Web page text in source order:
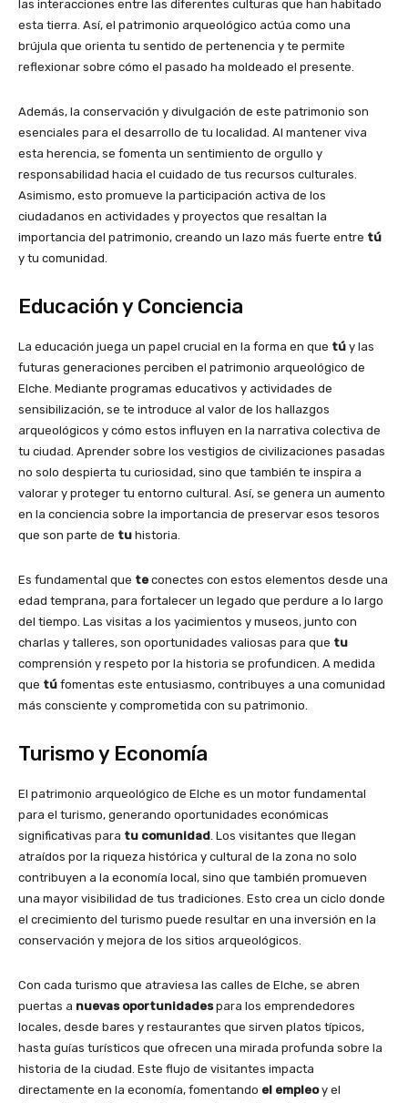
las interacciones entre las diferentes culturas que han habitado
esta tierra. Así, el patrimonio arqueológico actúa como una
brújula que orienta tu sentido de pertenencia y te permite
reflexionar sobre cómo el pasado ha moldeado el presente.
Además, la conservación y divulgación de este patrimonio son
esenciales para el desarrollo de tu localidad. Al mantener viva
esta herencia, se fomenta un sentimiento de orgullo y
responsabilidad hacia el cuidado de tus recursos culturales.
Asimismo, esto promueve la participación activa de los
ciudadanos en actividades y proyectos que resaltan la
importancia del patrimonio, creando un lazo más fuerte entre tú
y tu comunidad.
Educación y Conciencia
La educación juega un papel crucial en la forma en que tú y las
futuras generaciones perciben el patrimonio arqueológico de
Elche. Mediante programas educativos y actividades de
sensibilización, se te introduce al valor de los hallazgos
arqueológicos y cómo estos influyen en la narrativa colectiva de
tu ciudad. Aprender sobre los vestigios de civilizaciones pasadas
no solo despierta tu curiosidad, sino que también te inspira a
valorar y proteger tu entorno cultural. Así, se genera un aumento
en la conciencia sobre la importancia de preservar esos tesoros
que son parte de tu historia.
Es fundamental que te conectes con estos elementos desde una
edad temprana, para fortalecer un legado que perdure a lo largo
del tiempo. Las visitas a los yacimientos y museos, junto con
charlas y talleres, son oportunidades valiosas para que tu
comprensión y respeto por la historia se profundicen. A medida
que tú fomentas este entusiasmo, contribuyes a una comunidad
más consciente y comprometida con su patrimonio.
Turismo y Economía
El patrimonio arqueológico de Elche es un motor fundamental
para el turismo, generando oportunidades económicas
significativas para tu comunidad. Los visitantes que llegan
atraídos por la riqueza histórica y cultural de la zona no solo
contribuyen a la economía local, sino que también promueven
una mayor visibilidad de tus tradiciones. Esto crea un ciclo donde
el crecimiento del turismo puede resultar en una inversión en la
conservación y mejora de los sitios arqueológicos.
Con cada turismo que atraviesa las calles de Elche, se abren
puertas a nuevas oportunidadespara los emprendedores
locales, desde bares y restaurantes que sirven platos típicos,
hasta guías turísticos que ofrecen una mirada profunda sobre la
historia de la ciudad. Este flujo de visitantes impacta
directamente en la economía, fomentando el empleoy el